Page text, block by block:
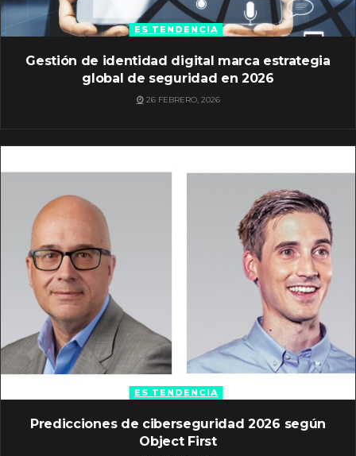
ES TENDENCIA
Gestión de identidad digital marca estrategia
global de seguridad en 2026
26 FEBRERO, 2026
ES TENDENCIA
Predicciones de ciberseguridad 2026 según
Object First